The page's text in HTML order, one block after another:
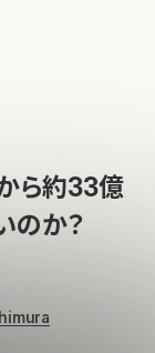
ら約33億
のか？